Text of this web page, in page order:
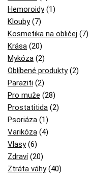
Hemoroidy(1)
Klouby(7)
Kosmetika na obličej (7)
Krása (20)
Mykóza (2)
Oblíbené produkty(2)
Paraziti (2)
Pro muže (28)
Prostatitida (2)
Psoriáza (1)
Varikóza (4)
Vlasy(6)
Zdraví(20)
Ztráta váhy(40)